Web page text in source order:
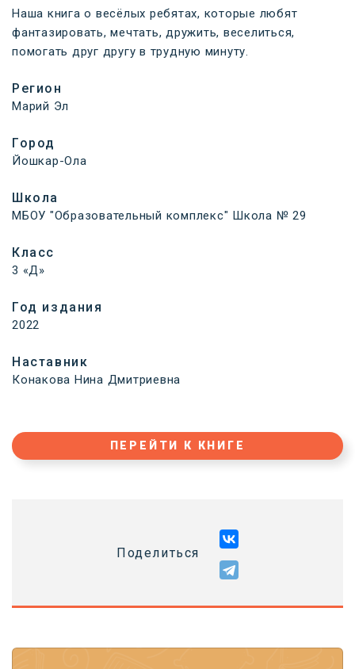
Наша книга о весёлых ребятах, которые любят
фантазировать, мечтать, дружить, веселиться,
помогать друг другу в трудную минуту.
Регион
Марий Эл
Город
Йошкар-Ола
Школа
МБОУ "Образовательный комплекс" Школа № 29
Класс
3 «Д»
Год издания
2022
Наставник
Конакова Нина Дмитриевна
ПЕРЕЙТИ К КНИГЕ
Поделиться